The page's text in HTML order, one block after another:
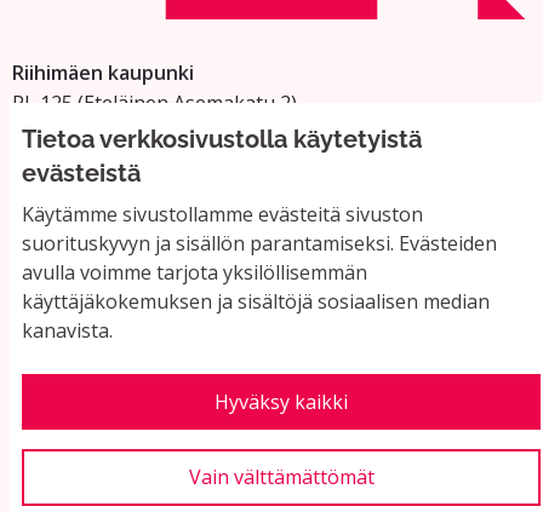
Tietoa verkkosivustolla käytetyistä
evästeistä
Käytämme sivustollamme evästeitä sivuston
suorituskyvyn ja sisällön parantamiseksi. Evästeiden
avulla voimme tarjota yksilöllisemmän
käyttäjäkokemuksen ja sisältöjä sosiaalisen median
kanavista.
Hyväksy kaikki
Vain välttämättömät
Riihimäen kaupunki
PL 125 (Eteläinen Asemakatu 2)
11101 Riihimäki
Vaihde: 019 758 4000
Sähköpostiosoitteet:
etunimi.sukunimi@riihimaki.fi
Yhteystiedot ja usein kysyttyä
Käyttöehdot
Evästeasetukset